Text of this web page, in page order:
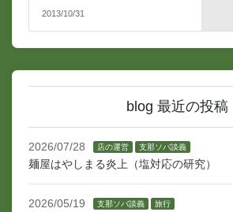
2013/10/31
blog 最近の投稿
2026/07/28 店の運営 支那ソバ談義
麺屋はやしまる炎上（塩対応の研究）
2026/05/19 支那ソバ談義 旅行